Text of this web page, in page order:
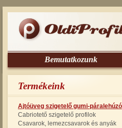
Bemutatkozunk
Termékeink
Ajtóüveg szigetelő gumi-páralehúzó
Cabriotető szigetelő profilok
Csavarok, lemezcsavarok és anyák